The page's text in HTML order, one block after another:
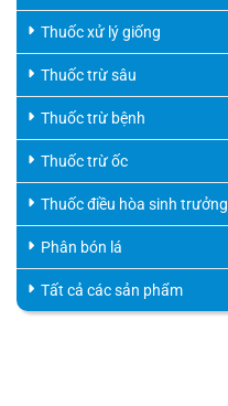
Thuốc xử lý giống
Thuốc trừ sâu
Thuốc trừ bệnh
Thuốc trừ ốc
Thuốc điều hòa sinh trưởng
Phân bón lá
Tất cả các sản phẩm